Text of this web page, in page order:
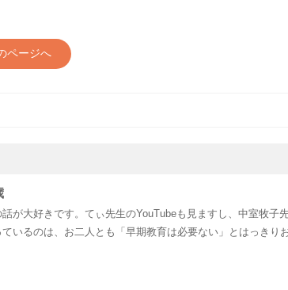
ページへ
が大好きです。てぃ先生のYouTubeも見ますし、中室牧子
いるのは、お二人とも「早期教育は必要ない」とはっきり